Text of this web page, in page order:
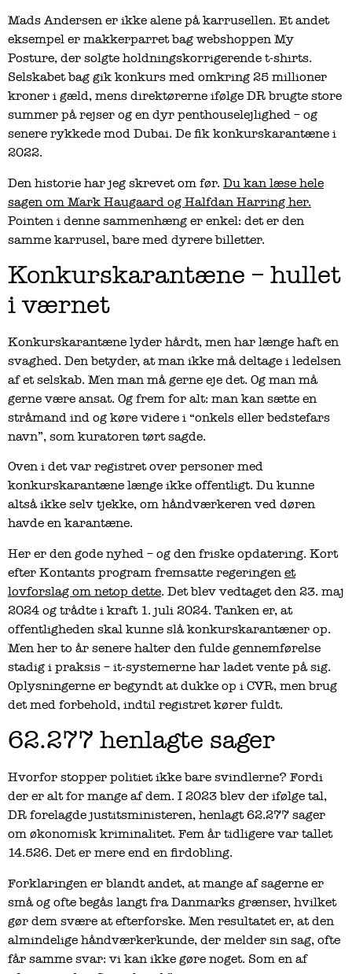
Mads Andersen er ikke alene på karrusellen. Et andet
eksempel er makkerparret bag webshoppen My
Posture, der solgte holdningskorrigerende t-shirts.
Selskabet bag gik konkurs med omkring 25 millioner
kroner i gæld, mens direktørerne ifølge DR brugte store
summer på rejser og en dyr penthouselejlighed – og
senere rykkede mod Dubai. De fik konkurskarantæne i
2022.
Den historie har jeg skrevet om før. Du kan læse hele
sagen om Mark Haugaard og Halfdan Harring her.
Pointen i denne sammenhæng er enkel: det er den
samme karrusel, bare med dyrere billetter.
Konkurskarantæne – hullet
i værnet
Konkurskarantæne lyder hårdt, men har længe haft en
svaghed. Den betyder, at man ikke må deltage i ledelsen
af et selskab. Men man må gerne eje det. Og man må
gerne være ansat. Og frem for alt: man kan sætte en
stråmand ind og køre videre i “onkels eller bedstefars
navn”, som kuratoren tørt sagde.
Oven i det var registret over personer med
konkurskarantæne længe ikke offentligt. Du kunne
altså ikke selv tjekke, om håndværkeren ved døren
havde en karantæne.
Her er den gode nyhed – og den friske opdatering. Kort
efter Kontants program fremsatte regeringen et
lovforslag om netop dette. Det blev vedtaget den 23. maj
2024 og trådte i kraft 1. juli 2024. Tanken er, at
offentligheden skal kunne slå konkurskarantæner op.
Men her to år senere halter den fulde gennemførelse
stadig i praksis – it-systemerne har ladet vente på sig.
Oplysningerne er begyndt at dukke op i CVR, men brug
det med forbehold, indtil registret kører fuldt.
62.277 henlagte sager
Hvorfor stopper politiet ikke bare svindlerne? Fordi
der er alt for mange af dem. I 2023 blev der ifølge tal,
DR forelagde justitsministeren, henlagt 62.277 sager
om økonomisk kriminalitet. Fem år tidligere var tallet
14.526. Det er mere end en firdobling.
Forklaringen er blandt andet, at mange af sagerne er
små og ofte begås langt fra Danmarks grænser, hvilket
gør dem svære at efterforske. Men resultatet er, at den
almindelige håndværkerkunde, der melder sin sag, ofte
får samme svar: vi kan ikke gøre noget. Som en af